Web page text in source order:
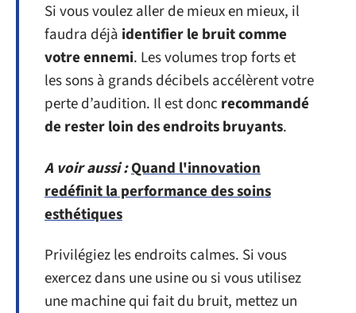
Si vous voulez aller de mieux en mieux, il
faudra déjà identifier le bruit comme
votre ennemi. Les volumes trop forts et
les sons à grands décibels accélèrent votre
perte d’audition. Il est donc recommandé
de rester loin des endroits bruyants.
A voir aussi :Quand l'innovation
redéfinit la performance des soins
esthétiques
Privilégiez les endroits calmes. Si vous
exercez dans une usine ou si vous utilisez
une machine qui fait du bruit, mettez un